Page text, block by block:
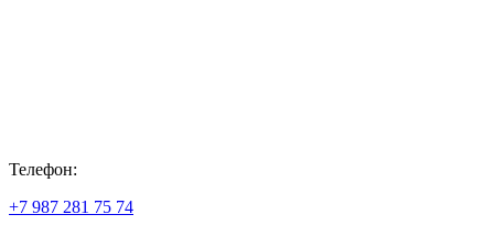
Телефон:
+7 987 281 75 74